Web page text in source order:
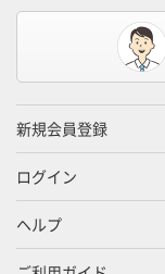
新規会員登録
ログイン
ヘルプ